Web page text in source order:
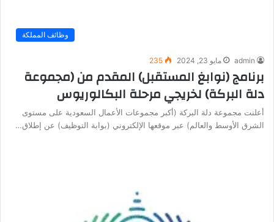
وظائف المملكة
admin مايو 23, 2024 235
برنامج (نوابغ المستقبل) المقدم من (مجموعة
دلة البركة) لخريجي مرحلة البكالوريوس
أعلنت مجموعة دلة البركة (أكبر مجموعات الأعمال السعودية على مستوى
الشرق الأوسط والعالم) عبر موقعها الإلكتروني (بوابة التوظيف) عن إطلاق…